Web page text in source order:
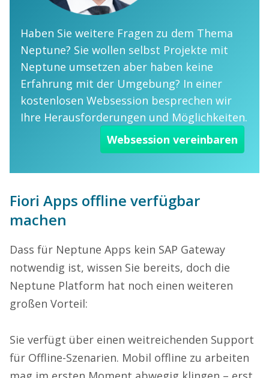
Haben Sie weitere Fragen zu dem Thema
Neptune? Sie wollen selbst Projekte mit
Neptune umsetzen aber haben keine
Erfahrung mit der Umgebung? In einer
kostenlosen Websession besprechen wir
Ihre Herausforderungen und Möglichkeiten.
Websession vereinbaren
Fiori Apps offline verfügbar
machen
Dass für Neptune Apps kein SAP Gateway
notwendig ist, wissen Sie bereits, doch die
Neptune Platform hat noch einen weiteren
großen Vorteil:
Sie verfügt über einen weitreichenden Support
für Offline-Szenarien. Mobil offline zu arbeiten